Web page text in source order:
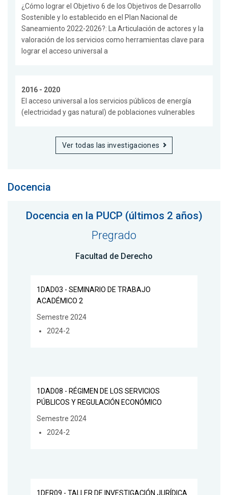
¿Cómo lograr el Objetivo 6 de los Objetivos de Desarrollo
Sostenible y lo establecido en el Plan Nacional de
Saneamiento 2022-2026?: La Articulación de actores y la
valoración de los servicios como herramientas clave para
lograr el acceso universal a
2016 - 2020
El acceso universal a los servicios públicos de energía
(electricidad y gas natural) de poblaciones vulnerables
Ver todas las investigaciones
Docencia
Docencia en la PUCP (últimos 2 años)
Pregrado
Facultad de Derecho
1DAD03 - SEMINARIO DE TRABAJO
ACADÉMICO 2
Semestre 2024
2024-2
1DAD08 - RÉGIMEN DE LOS SERVICIOS
PÚBLICOS Y REGULACIÓN ECONÓMICO
Semestre 2024
2024-2
1DER09 - TALLER DE INVESTIGACIÓN JURÍDICA